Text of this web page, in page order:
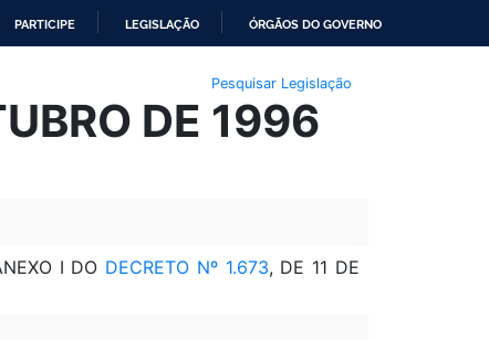
PARTICIPE LEGISLAÇÃO ÓRGÃOS DO GOVERNO
Pesquisar Legislação
DE 1996
I DO DECRETO Nº 1.673, DE 11 DE